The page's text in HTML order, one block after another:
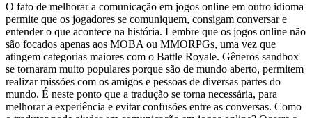
O fato de melhorar a comunicação em jogos online em outro idioma
permite que os jogadores se comuniquem, consigam conversar e
entender o que acontece na história. Lembre que os jogos online não
são focados apenas aos MOBA ou MMORPGs, uma vez que
atingem categorias maiores com o Battle Royale. Gêneros sandbox
se tornaram muito populares porque são de mundo aberto, permitem
realizar missões com os amigos e pessoas de diversas partes do
mundo. É neste ponto que a tradução se torna necessária, para
melhorar a experiência e evitar confusões entre as conversas. Como